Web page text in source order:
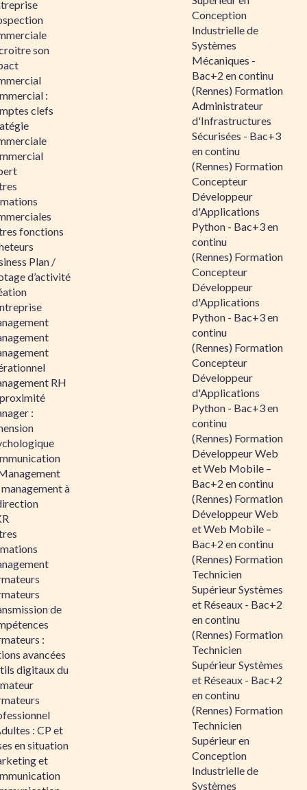
son
:
clefs
fonctions
Plan /
d’activité
RH
:
à
de
:
avancées
digitaux du
: CP et
en situation
et
Conception
Industrielle de
Systèmes
Mécaniques -
Bac+2 en continu
(Rennes) Formation
Administrateur
d'Infrastructures
Sécurisées - Bac+3
en continu
(Rennes) Formation
Concepteur
Développeur
d'Applications
Python - Bac+3 en
continu
(Rennes) Formation
Concepteur
Développeur
d'Applications
Python - Bac+3 en
continu
(Rennes) Formation
Concepteur
Développeur
d'Applications
Python - Bac+3 en
continu
(Rennes) Formation
Développeur Web
et Web Mobile –
Bac+2 en continu
(Rennes) Formation
Développeur Web
et Web Mobile –
Bac+2 en continu
(Rennes) Formation
Technicien
Supérieur Systèmes
et Réseaux - Bac+2
en continu
(Rennes) Formation
Technicien
Supérieur Systèmes
et Réseaux - Bac+2
en continu
(Rennes) Formation
Technicien
Supérieur en
Conception
Industrielle de
Systèmes